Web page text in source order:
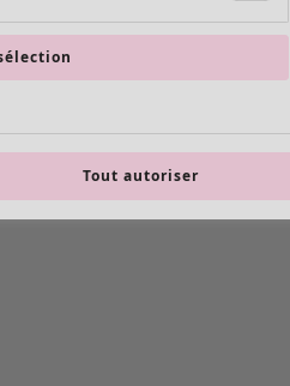
Tout autoriser